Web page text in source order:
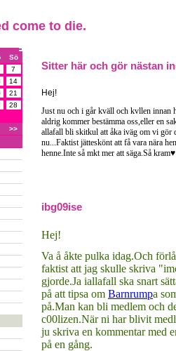
come to die.
Sö
7
14
21
28
>>
Sitter här och gör nästan
Hej!
Just nu och i går kväll och kvllen innan
aldrig kommer bestämma oss,eller en
allafall bli skitkul att åka iväg om vi gör
nu...Faktist jätteskönt att få vara nära
henne.Inte så mkt mer att säga.Så kram♥
ibg09ise
Hej!
Va å åkte pulka idag.Och
faktist att jag skulle skriva
gjorde.Ja iallafall ska snart
på att tipsa om Barnrumpa
på.Man kan bli medlem och
c00lizen.När ni har blivit
ju skriva en kommentar med
på en gång.